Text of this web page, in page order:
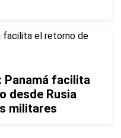
Panamá facilita
desde Rusia
militares